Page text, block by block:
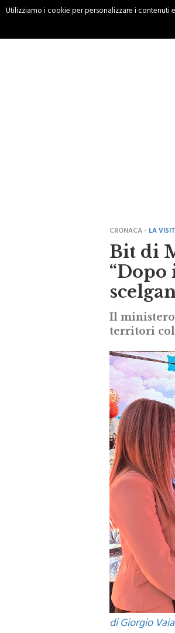
CRONACA - LA
Bit di
Il
territori
di Giorgio
Utilizziamo i cookie per personalizzare i